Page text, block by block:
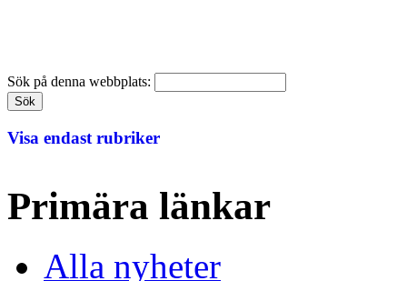
Sök på denna webbplats:
Visa endast rubriker
Primära länkar
Alla nyheter